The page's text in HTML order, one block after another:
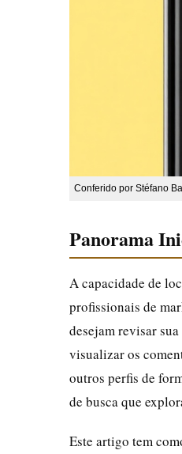
Conferido por Stéfano
Panorama
A capacidade de
profissionais de
desejam revisar
visualizar os
outros perfis de
de busca que
Este artigo tem